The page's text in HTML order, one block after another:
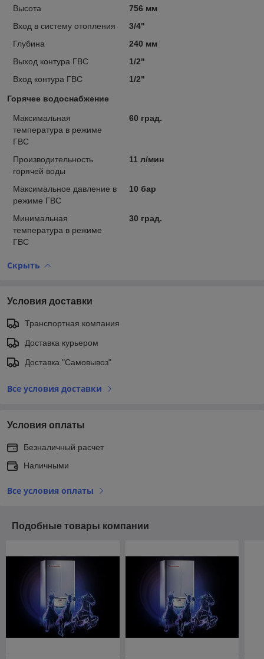
Высота
756 мм
Вход в систему отопления
3/4"
Глубина
240 мм
Выход контура ГВС
1/2"
Вход контура ГВС
1/2"
Горячее водоснабжение
Максимальная
температура в режиме
ГВС
60 град.
Производительность
горячей воды
11 л/мин
Максимальное давление в
режиме ГВС
10 бар
Минимальная
температура в режиме
ГВС
30 град.
Скрыть
Условия доставки
Транспортная компания
Доставка курьером
Доставка "Самовывоз"
Все условия доставки
Условия оплаты
Безналичный расчет
Наличными
Все условия оплаты
Подобные товары компании